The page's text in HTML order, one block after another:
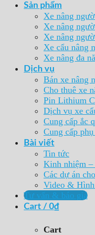
Sản phẩm
Xe nâng
Xe nâng
Xe nâng
Xe cẩu nâng
Xe nâng đa
Dịch vụ
Bán xe nâng
Cho thuê xe
Pin Lithium
Dịch vụ xe
Cung cấp ắc
Cung cấp
Bài viết
Tin tức
Kinh nhiệm
Các dự án
Video & Hình
Tư vấn & báo giá
Cart / 0₫
Cart